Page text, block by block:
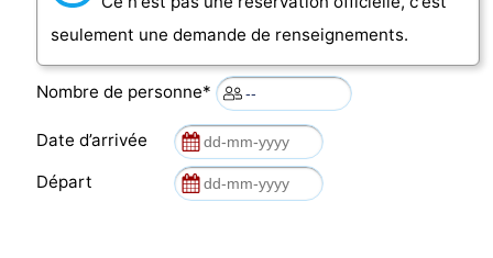
seulement une demande de renseignements.
Nombre de personne*
Date d’arrivée
Départ